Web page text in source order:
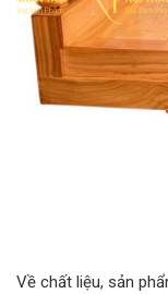
Về chất liệu, sản